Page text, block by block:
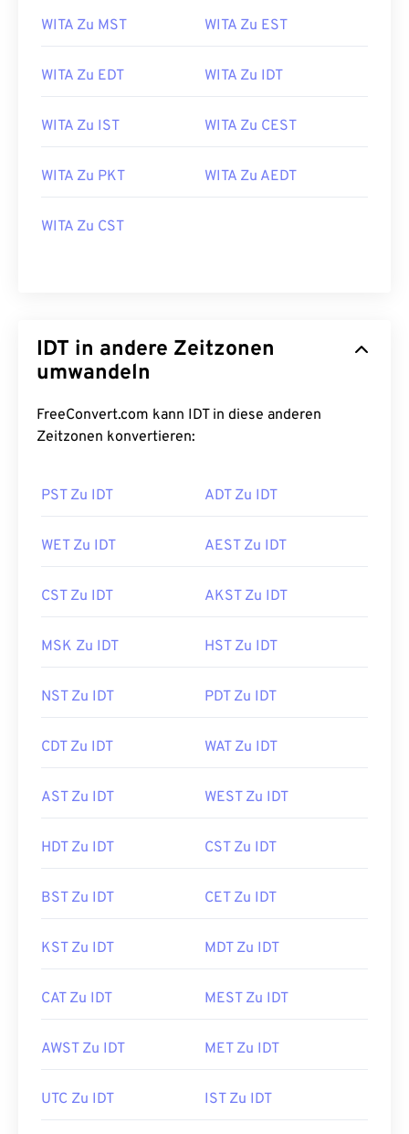
WITA Zu MST WITA Zu EST
WITA Zu EDT WITA Zu IDT
WITA Zu IST WITA Zu CEST
WITA Zu PKT WITA Zu AEDT
WITA Zu CST
IDT in andere Zeitzonen
umwandeln
FreeConvert.com kann IDT in diese anderen
Zeitzonen konvertieren:
PST Zu IDT ADT Zu IDT
WET Zu IDT AEST Zu IDT
CST Zu IDT AKST Zu IDT
MSK Zu IDT HST Zu IDT
NST Zu IDT PDT Zu IDT
CDT Zu IDT WAT Zu IDT
AST Zu IDT WEST Zu IDT
HDT Zu IDT CST Zu IDT
BST Zu IDT CET Zu IDT
KST Zu IDT MDT Zu IDT
CAT Zu IDT MEST Zu IDT
AWST Zu IDT MET Zu IDT
UTC Zu IDT IST Zu IDT